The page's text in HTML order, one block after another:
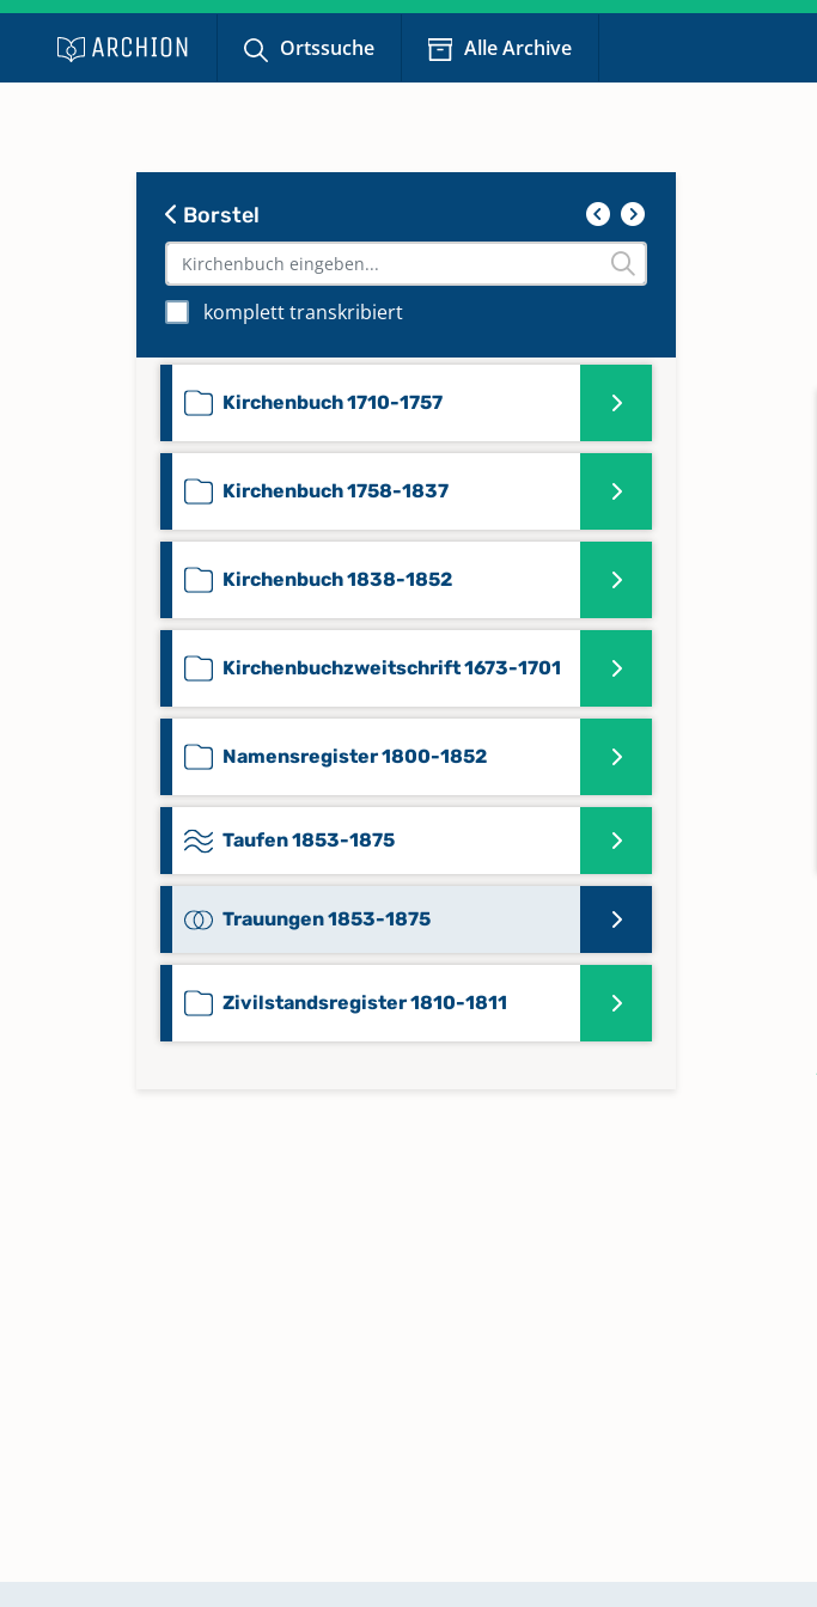
Ortssuche Alle Archive
Borstel
komplett transkribiert
Beerdigungen 1853-1875
Kirchenbuch 1673-1709
Kirchenbuch 1710-1757
Kirchenbuch 1758-1837
Kirchenbuch 1838-1852
Kirchenbuchzweitschrift 1673-1701
Namensregister 1800-1852
Taufen 1853-1875
Trauungen 1853-1875
Zivilstandsregister 1810-1811